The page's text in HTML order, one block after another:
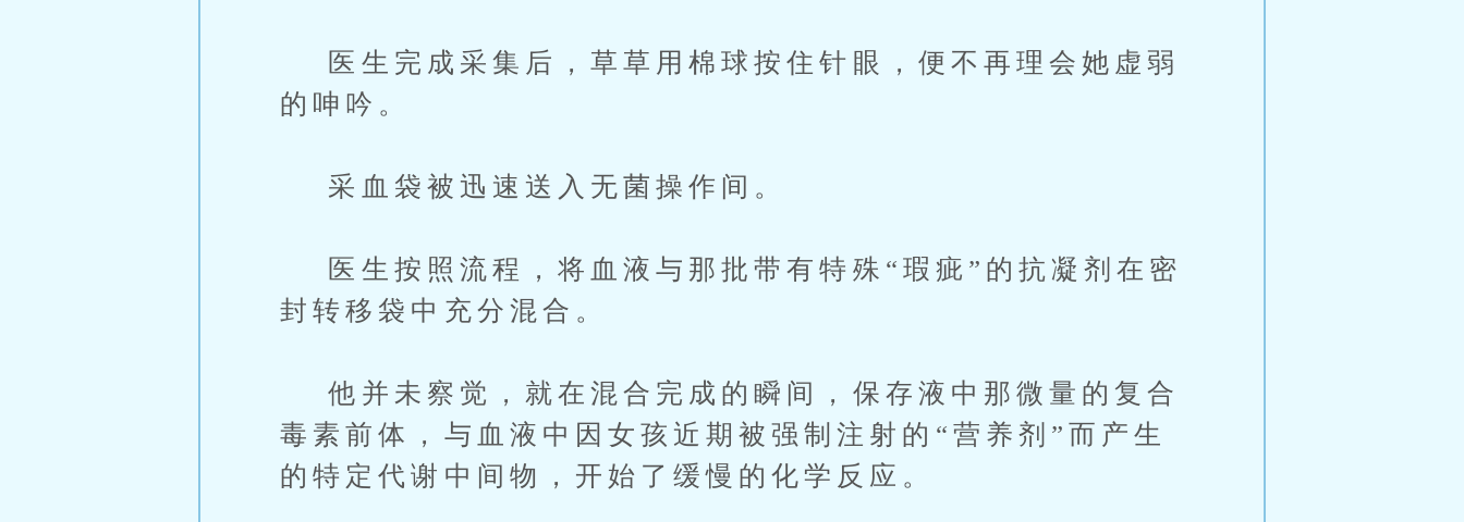
医生完成采集后，草草用棉球按住针眼，便不再理会她虚弱
的呻吟。
采血袋被迅速送入无菌操作间。
医生按照流程，将血液与那批带有特殊“瑕疵”的抗凝剂在密
封转移袋中充分混合。
他并未察觉，就在混合完成的瞬间，保存液中那微量的复合
毒素前体，与血液中因女孩近期被强制注射的“营养剂”而产生
的特定代谢中间物，开始了缓慢的化学反应。